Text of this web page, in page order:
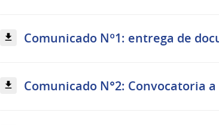
Comunicado Nº1: entrega de
Comunicado N°2: Convocatoria